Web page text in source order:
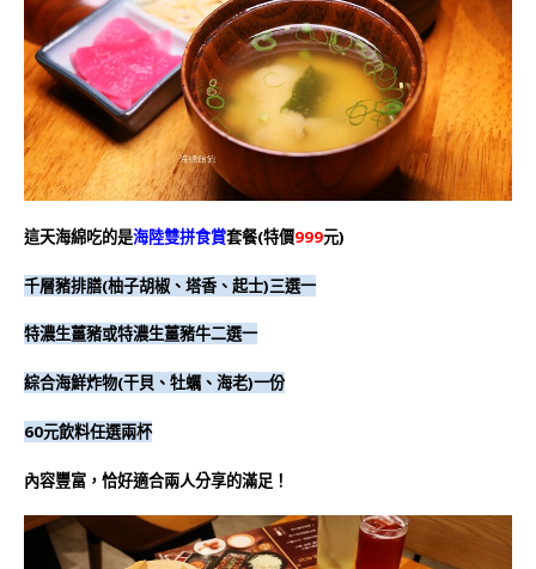
這天海綿吃的是海陸雙拼食賞套餐(特價999元)
千層豬排膳(柚子胡椒、塔香、起士)三選一
特濃生薑豬或特濃生薑豬牛二選一
綜合海鮮炸物(干貝、牡蠣、海老)一份
60元飲料任選兩杯
內容豐富，恰好適合兩人分享的滿足！